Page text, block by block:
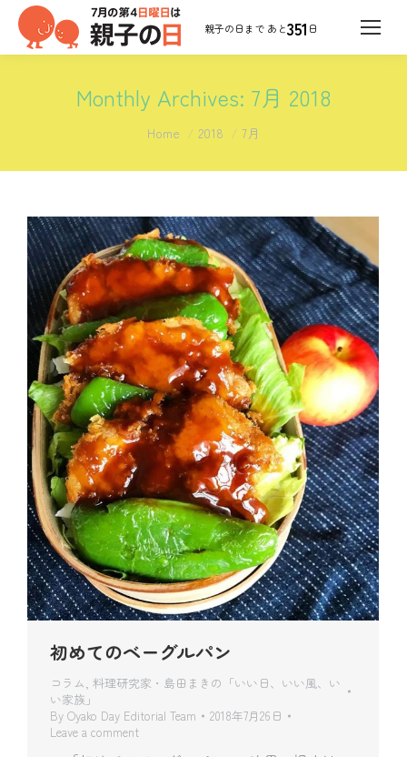
351 日
Monthly Archives: 7月 2018
You are here:
Home 2018 7月
初めてのベーグルパン
コラム, 料理研究家・島田まきの「いい日、いい風、い
い家族」
By Oyako Day Editorial Team
2018年7月26日
Leave a comment